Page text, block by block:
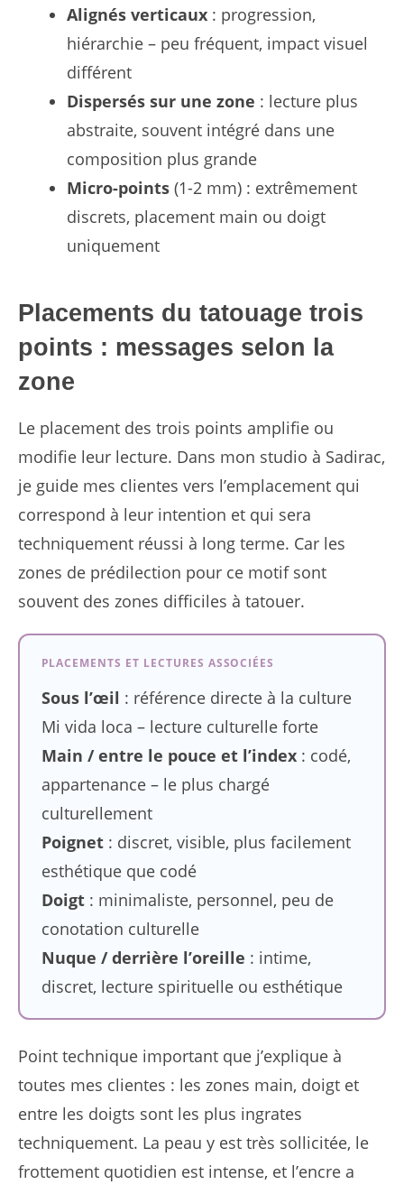
Alignés verticaux : progression,
hiérarchie – peu fréquent, impact visuel
différent
Dispersés sur une zone : lecture plus
abstraite, souvent intégré dans une
composition plus grande
Micro-points (1-2 mm) : extrêmement
discrets, placement main ou doigt
uniquement
Placements du tatouage trois
points : messages selon la
zone
Le placement des trois points amplifie ou
modifie leur lecture. Dans mon studio à Sadirac,
je guide mes clientes vers l’emplacement qui
correspond à leur intention et qui sera
techniquement réussi à long terme. Car les
zones de prédilection pour ce motif sont
souvent des zones difficiles à tatouer.
PLACEMENTS ET LECTURES ASSOCIÉES
Sous l’œil : référence directe à la culture
Mi vida loca – lecture culturelle forte
Main / entre le pouce et l’index: codé,
appartenance – le plus chargé
culturellement
Poignet: discret, visible, plus facilement
esthétique que codé
Doigt: minimaliste, personnel, peu de
conotation culturelle
Nuque / derrière l’oreille : intime,
discret, lecture spirituelle ou esthétique
Point technique important que j’explique à
toutes mes clientes : les zones main, doigt et
entre les doigts sont les plus ingrates
techniquement. La peau y est très sollicitée, le
frottement quotidien est intense, et l’encre a